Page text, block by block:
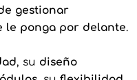
gestionar
le ponga por delante.
, su diseño